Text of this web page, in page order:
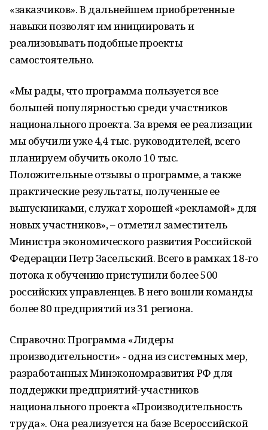
«заказчиков». В дальнейшем приобретенные
навыки позволят им инициировать и
реализовывать подобные проекты
самостоятельно.
«Мы рады, что программа пользуется все
большей популярностью среди участников
национального проекта. За время ее реализации
мы обучили уже 4,4 тыс. руководителей, всего
планируем обучить около 10 тыс.
Положительные отзывы о программе, а также
практические результаты, полученные ее
выпускниками, служат хорошей «рекламой» для
новых участников», – отметил заместитель
Министра экономического развития Российской
Федерации Петр Засельский. Всего в рамках 18-го
потока к обучению приступили более 500
российских управленцев. В него вошли команды
более 80 предприятий из 31 региона.
Справочно: Программа «Лидеры
производительности» - одна из системных мер,
разработанных Минэкономразвития РФ для
поддержки предприятий-участников
национального проекта «Производительность
труда». Она реализуется на базе Всероссийской